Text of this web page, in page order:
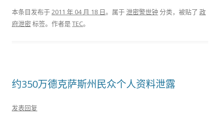
本条目发布于2011 年 04 月 18 日。属于泄密警世钟 分类，被贴了 政
府泄密标签。 作者是TEC。
约350万德克萨斯州民众个人资料泄露
发表回复